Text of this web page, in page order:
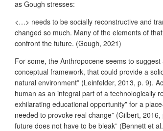
as Gough stresses:
<…> needs to be socially reconstructive and
changed so much. Many of the elements of
confront the future. (Gough, 2021)
For some, the Anthropocene seems to
conceptual framework, that could provide a
natural environment” (Leinfelder, 2013, p. 9).
human as an integral part of a technologically
exhilarating educational opportunity” for a
needed to provoke real change” (Gilbert,
future does not have to be bleak” (Bennett et